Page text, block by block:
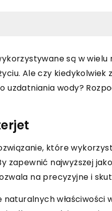
są w wielu
Ale czy kiedykolwiek
wody?
które
zapewnić najwyższej
na precyzyjne i
właściwości